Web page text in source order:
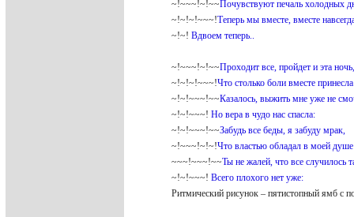
~!~~~!~!~~Почувствуют печаль холодных
~!~!~!~~~!Теперь мы вместе, вместе
~!~! Вдвоем теперь..
~!~~~!~!~~Проходит все, пройдет и эта ночь,
~!~!~!~~~!Что столько боли вместе
~!~!~~~!~~Казалось, выжить мне уже не
~!~!~~~! Но вера в чудо нас спасла:
~!~!~~~!~~Забудь все беды, я забуду мрак,
~!~~~!~!~!Что властью обладал в моей
~~~!~~~!~~Ты не жалей, что все случилось
~!~!~~~! Всего плохого нет уже:
Ритмический рисунок – пятистопный ямб с